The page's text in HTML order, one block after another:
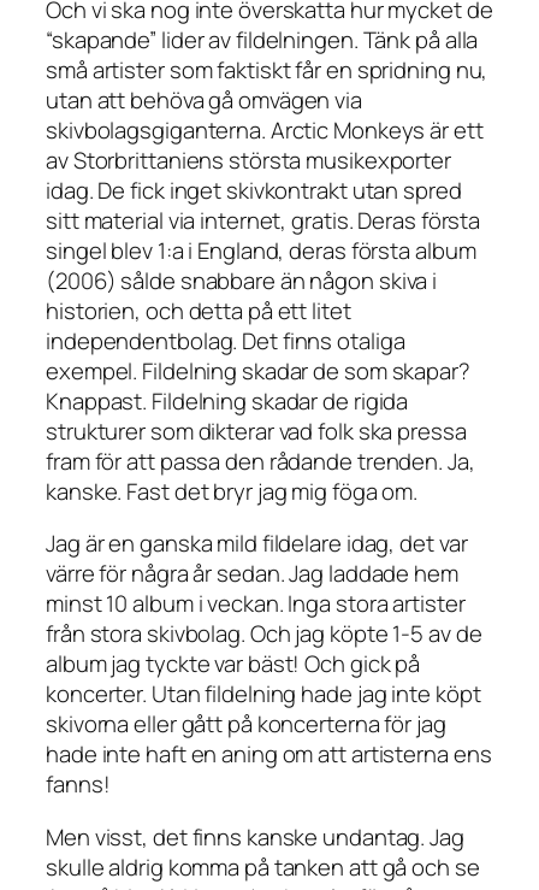
Och vi ska nog inte överskatta hur mycket de
“skapande” lider av fildelningen. Tänk på alla
små artister som faktiskt får en spridning nu,
utan att behöva gå omvägen via
skivbolagsgiganterna. Arctic Monkeys är ett
av Storbrittaniens största musikexporter
idag. De fick inget skivkontrakt utan spred
sitt material via internet, gratis. Deras första
singel blev 1:a i England, deras första album
(2006) sålde snabbare än någon skiva i
historien, och detta på ett litet
independentbolag. Det finns otaliga
exempel. Fildelning skadar de som skapar?
Knappast. Fildelning skadar de rigida
strukturer som dikterar vad folk ska pressa
fram för att passa den rådande trenden. Ja,
kanske. Fast det bryr jag mig föga om.
Jag är en ganska mild fildelare idag, det var
värre för några år sedan. Jag laddade hem
minst 10 album i veckan. Inga stora artister
från stora skivbolag. Och jag köpte 1-5 av de
album jag tyckte var bäst! Och gick på
koncerter. Utan fildelning hade jag inte köpt
skivorna eller gått på koncerterna för jag
hade inte haft en aning om att artisterna ens
fanns!
Men visst, det finns kanske undantag. Jag
skulle aldrig komma på tanken att gå och se